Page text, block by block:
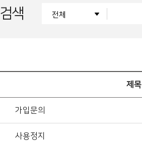
검색
제목
가입문의
사용정지